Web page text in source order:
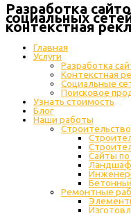
Разработка
социальных
контекстная
Главная
Услуги
Разработка
Контекстная
Социальные
Поисковое
Узнать стоимость
Блог
Наши работы
Сайты
Ремонтные